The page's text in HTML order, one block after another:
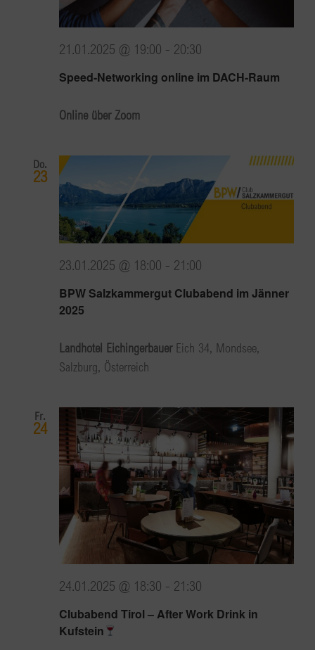
Speed-Networking online im DACH-Raum
21.01.2025 @ 19:00 - 20:30
Online über Zoom
Do.
23
BPW Salzkammergut Clubabend im Jänner
2025
23.01.2025 @ 18:00 - 21:00
Landhotel Eichingerbauer Eich 34, Mondsee,
Salzburg, Österreich
Fr.
24
Clubabend Tirol – After Work Drink in
Kufstein
24.01.2025 @ 18:30 - 21:30